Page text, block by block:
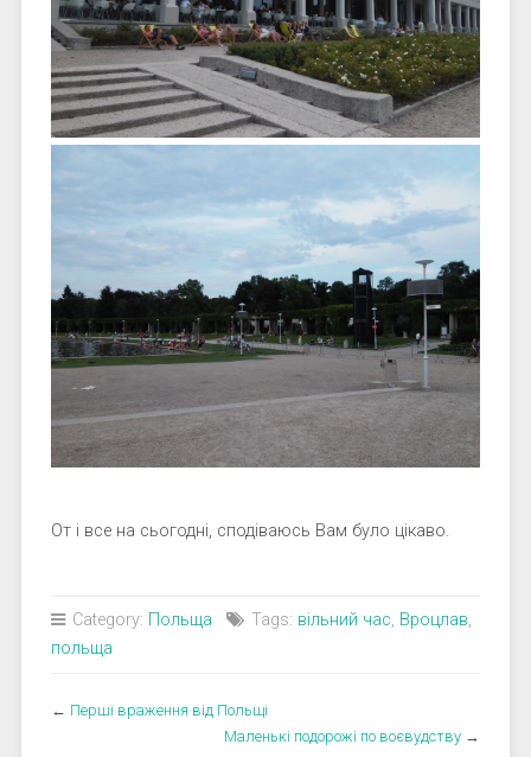
От і все на сьогодні, сподіваюсь Вам було цікаво.
Category: Польща Tags: вільний час, Вроцлав,
польща
← Перші враження від Польщі
Маленькі подорожі по воєвудству →